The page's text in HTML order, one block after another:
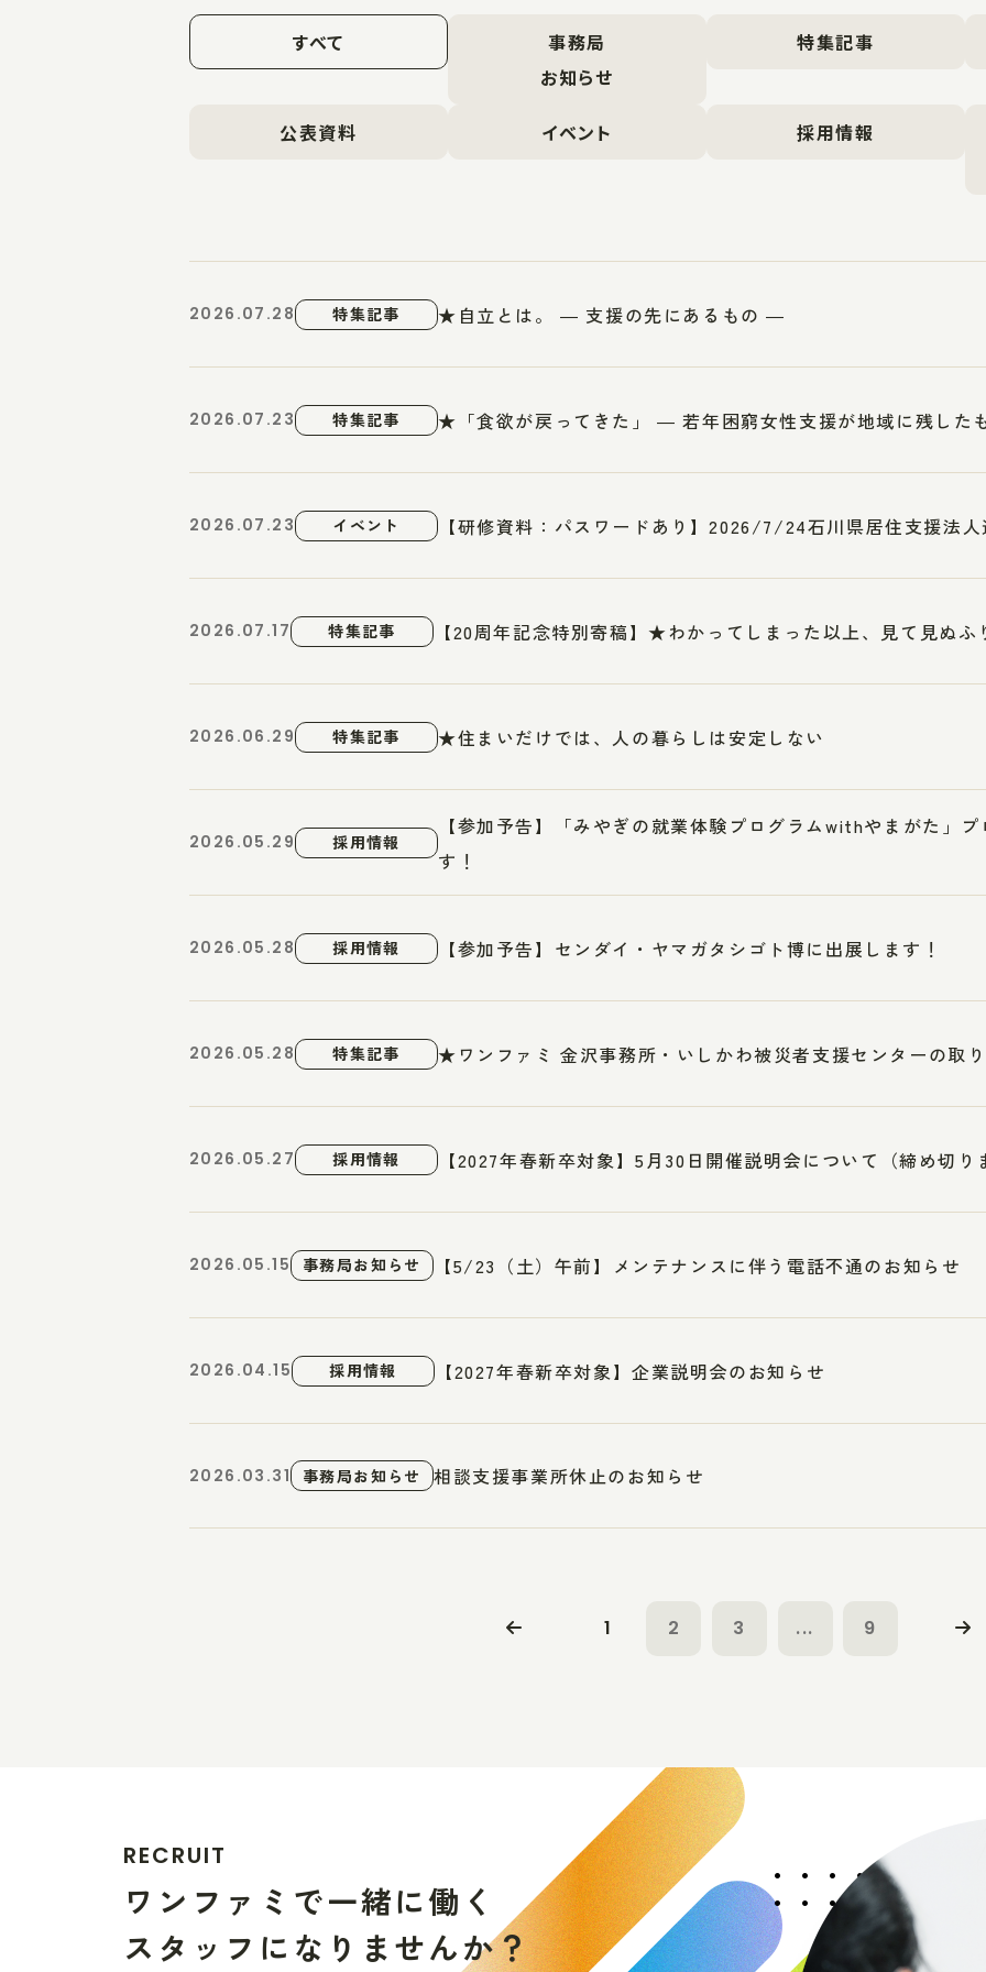
すべて
事務局
お知らせ
特集記事
公表資料 イベント 採用情報
2026.07.28 特集記事 ★自立とは。 ― 支援の先にあるもの ―
2026.07.23 特集記事 ★「食欲が戻ってきた」 ― 若年困窮女性支援が地域に残した
2026.07.23 イベント 【研修資料：パスワードあり】2026/7/24石川県居住支援法
2026.07.17 特集記事 【20周年記念特別寄稿】★わかってしまった以上、見て見ぬふ
2026.06.29 特集記事 ★住まいだけでは、人の暮らしは安定しない
2026.05.29 採用情報
【参加予告】「みやぎの就業体験プログラムwithやまがた」
す！
2026.05.28 採用情報 【参加予告】センダイ・ヤマガタシゴト博に出展します！
2026.05.28 特集記事 ★ワンファミ 金沢事務所・いしかわ被災者支援センターの取
2026.05.27 採用情報 【2027年春新卒対象】5月30日開催説明会について（締め切り
2026.05.15 事務局お知らせ 【5/23（土）午前】メンテナンスに伴う電話不通のお知らせ
2026.04.15 採用情報 【2027年春新卒対象】企業説明会のお知らせ
2026.03.31 事務局お知らせ 相談支援事業所休止のお知らせ
1 2 3 ... 9
RECRUIT
ワ ン フ ァ ミ で一緒に働 く
ス タ ッ フ に な り ませんか？